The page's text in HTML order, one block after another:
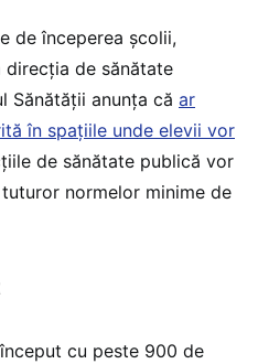
de începerea școlii,
direcția de sănătate
Sănătății anunța că ar
în spațiile unde elevii vor
de sănătate publică vor
normelor minime de
cu peste 900 de